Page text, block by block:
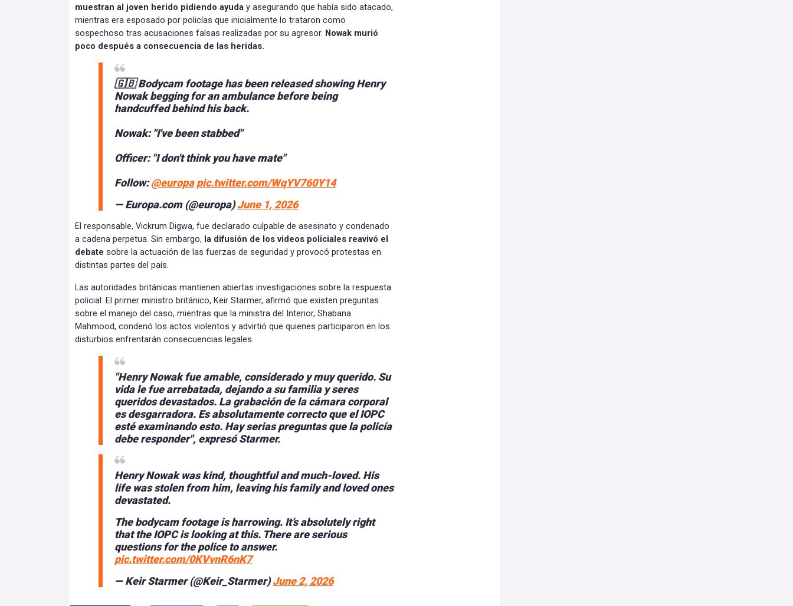
muestran al joven herido pidiendo ayuda y asegurando que había sido atacado,
mientras era esposado por policías que inicialmente lo trataron como
sospechoso tras acusaciones falsas realizadas por su agresor. Nowak murió
poco después a consecuencia de las heridas.
🇬🇧 Bodycam footage has been released showing Henry
Nowak begging for an ambulance before being
handcuffed behind his back.
Nowak: "I've been stabbed"
Officer: "I don't think you have mate"
Follow:@europa pic.twitter.com/WqYV760Y14
— Europa.com (@europa)June 1, 2026
El responsable, Vickrum Digwa, fue declarado culpable de asesinato y condenado
a cadena perpetua. Sin embargo, la difusión de los videos policiales reavivó el
debate sobre la actuación de las fuerzas de seguridad y provocó protestas en
distintas partes del país.
Las autoridades británicas mantienen abiertas investigaciones sobre la respuesta
policial. El primer ministro británico, Keir Starmer, afirmó que existen preguntas
sobre el manejo del caso, mientras que la ministra del Interior, Shabana
Mahmood, condenó los actos violentos y advirtió que quienes participaron en los
disturbios enfrentarán consecuencias legales.
"Henry Nowak fue amable, considerado y muy querido. Su
vida le fue arrebatada, dejando a su familia y seres
queridos devastados. La grabación de la cámara corporal
es desgarradora. Es absolutamente correcto que el IOPC
esté examinando esto. Hay serias preguntas que la policía
debe responder", expresó Starmer.
Henry Nowak was kind, thoughtful and much-loved. His
life was stolen from him, leaving his family and loved ones
devastated.
The bodycam footage is harrowing. It’s absolutely right
that the IOPC is looking at this. There are serious
questions for the police to answer.
pic.twitter.com/0KVvnR6nK7
— Keir Starmer (@Keir_Starmer)June 2, 2026